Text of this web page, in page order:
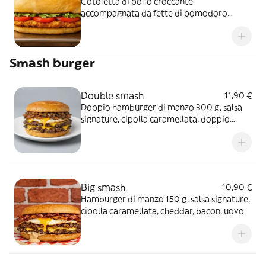
accompagnata da fette di pomodoro
Smash burger
Double smash
11,90 €
Doppio hamburger di manzo 300 g, salsa
signature, cipolla caramellata, doppio
Big smash
10,90 €
Hamburger di manzo 150 g, salsa signature,
cipolla caramellata, cheddar, bacon, uovo